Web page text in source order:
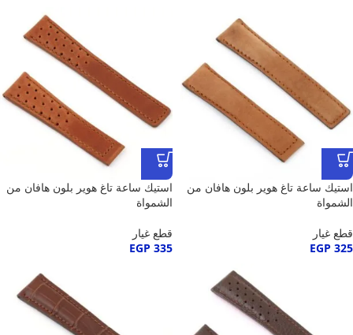
استيك ساعة تاغ هوير بلون هافان من
الشمواة
قطع غيار
EGP 325
استيك ساعة تاغ هوير بلون هافان من
الشمواة
قطع غيار
EGP 335